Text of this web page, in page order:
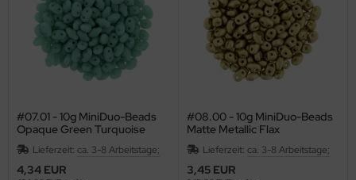
#07.01 - 10g MiniDuo-Beads
Opaque Green Turquoise
Lieferzeit: ca. 3-8 Arbeitstage;
4,34 EUR
#08.00 - 10g MiniDuo-Beads
Matte Metallic Flax
Lieferzeit: ca. 3-8 Arbeitstage;
3,45 EUR